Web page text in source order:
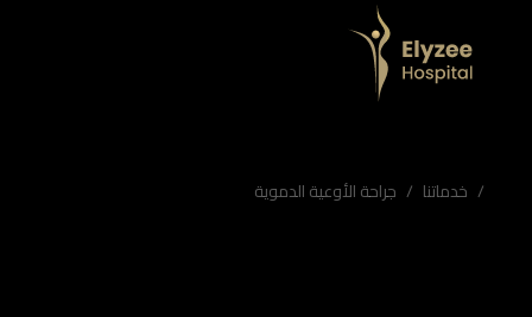
خدماتنا جراحة الأوعية الدموية